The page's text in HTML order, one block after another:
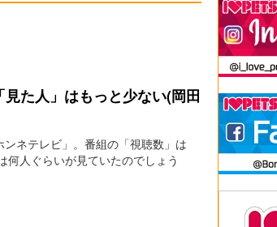
た人」はもっと少ない(岡田
ネテレビ」。番組の「視聴数」は
何人ぐらいが見ていたのでしょう